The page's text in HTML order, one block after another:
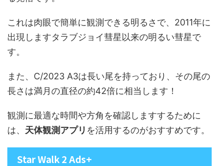
これは肉眼で簡単に観測できる明るさで、2011年に
出現しますタラブジョイ彗星以来の明るい彗星で
す。
また、C/2023 A3は長い尾を持っており、その尾の
長さは満月の直径の約42倍に相当します！
観測に最適な時間や方角を確認しますするために
は、 天体観測アプリ を活用するのがおすすめです。
Star Walk 2 Ads+